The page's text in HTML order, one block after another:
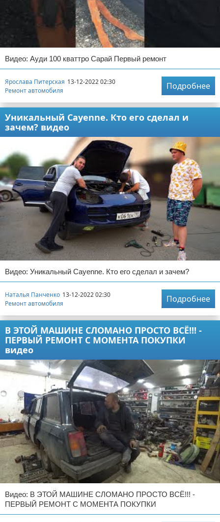
Видео: Ауди 100 кваттро Сарай Первый ремонт
Ярослава Питерская 13-12-2022 02:30
Ремонт автомобиля
Подробнее
Уникальный Cayenne. Кто его сделал и
зачем? видео
Видео: Уникальный Cayenne. Кто его сделал и зачем?
Наталья Панченко 13-12-2022 02:30
Ремонт автомобиля
Подробнее
В ЭТОЙ МАШИНЕ СЛОМАНО ПРОСТО ВСЁ!!! -
ПЕРВЫЙ РЕМОНТ С МОМЕНТА ПОКУПКИ
видео
Видео: В ЭТОЙ МАШИНЕ СЛОМАНО ПРОСТО ВСЁ!!! -
ПЕРВЫЙ РЕМОНТ С МОМЕНТА ПОКУПКИ